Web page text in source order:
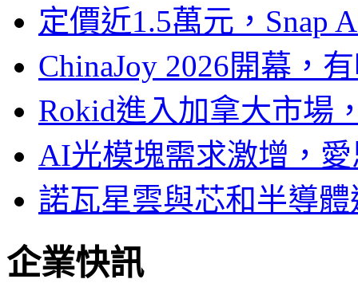
定價近1.5萬元，Snap
ChinaJoy 2026開幕，
Rokid進入加拿大市場
AI光模塊需求激增，
諾瓦星雲與芯和半導
企業快訊